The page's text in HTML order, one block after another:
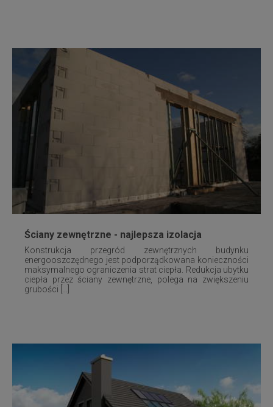
Ściany zewnętrzne - najlepsza izolacja
Konstrukcja przegród zewnętrznych budynku
energooszczędnego jest podporządkowana konieczności
maksymalnego ograniczenia strat ciepła. Redukcja ubytku
ciepła przez ściany zewnętrzne, polega na zwiększeniu
grubości [...]